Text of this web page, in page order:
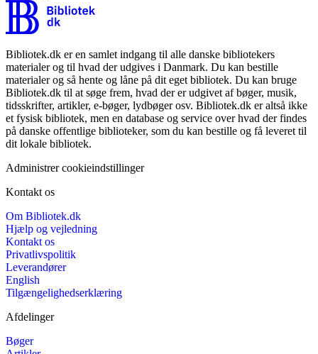
Bibliotek.dk er en samlet indgang til alle danske bibliotekers
materialer og til hvad der udgives i Danmark. Du kan bestille
materialer og så hente og låne på dit eget bibliotek. Du kan bruge
Bibliotek.dk til at søge frem, hvad der er udgivet af bøger, musik,
tidsskrifter, artikler, e-bøger, lydbøger osv. Bibliotek.dk er altså ikke
et fysisk bibliotek, men en database og service over hvad der findes
på danske offentlige biblioteker, som du kan bestille og få leveret til
dit lokale bibliotek.
Administrer cookieindstillinger
Kontakt os
Om Bibliotek.dk
Hjælp og vejledning
Kontakt os
Privatlivspolitik
Leverandører
English
Tilgængelighedserklæring
Afdelinger
Bøger